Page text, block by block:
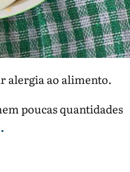
alergia ao alimento.
poucas quantidades